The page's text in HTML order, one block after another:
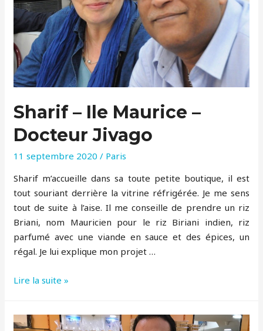
Sharif – Ile Maurice –
Docteur Jivago
11 septembre 2020 / Paris
Sharif m’accueille dans sa toute petite boutique, il est
tout souriant derrière la vitrine réfrigérée. Je me sens
tout de suite à l’aise. Il me conseille de prendre un riz
Briani, nom Mauricien pour le riz Biriani indien, riz
parfumé avec une viande en sauce et des épices, un
régal. Je lui explique mon projet …
Sharif
Maurice
Lire la suite »